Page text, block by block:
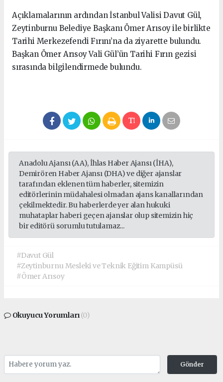
Açıklamalarının ardından İstanbul Valisi Davut Gül,
Zeytinburnu Belediye Başkanı Ömer Arısoy ile birlikte
Tarihi Merkezefendi Fırını’na da ziyarette bulundu.
Başkan Ömer Arısoy Vali Gül’ün Tarihi Fırın gezisi
sırasında bilgilendirmede bulundu.
Anadolu Ajansı (AA), İhlas Haber Ajansı (İHA),
Demirören Haber Ajansı (DHA) ve diğer ajanslar
tarafından eklenen tüm haberler, sitemizin
editörlerinin müdahalesi olmadan ajans kanallarından
çekilmektedir. Bu haberlerde yer alan hukuki
muhataplar haberi geçen ajanslar olup sitemizin hiç
bir editörü sorumlu tutulamaz...
#Davut Gül
#Zeytinburnu Mesleki ve Teknik Eğitim Kampüsü
#Ömer Arısoy
Okuyucu Yorumları(0)
Gönder